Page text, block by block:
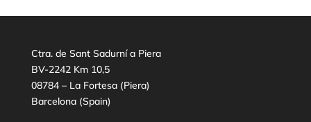
Ctra. de Sant Sadurní a Piera
BV-2242 Km 10,5
08784 – La Fortesa (Piera)
Barcelona (Spain)